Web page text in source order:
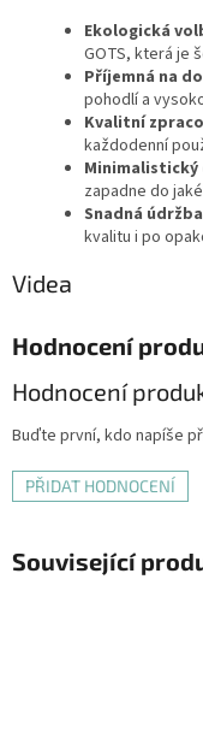
Ekologická
GOTS, která je
Příjemná na
pohodlí a
Kvalitní
každodenní
Minimalistický
zapadne do
Snadná údržba
kvalitu i po
Videa
Hodnocení
Hodnocení
Buďte první, kdo napíše
PŘIDAT HODNOCENÍ
Související